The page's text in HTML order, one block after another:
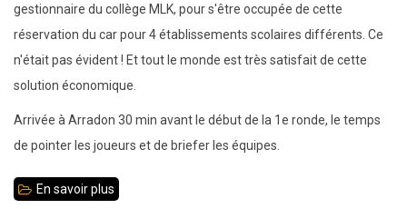
gestionnaire du collège MLK, pour s'être occupée de cette
réservation du car pour 4 établissements scolaires différents. Ce
n'était pas évident ! Et tout le monde est très satisfait de cette
solution économique.
Arrivée à Arradon 30 min avant le début de la 1e ronde, le temps
de pointer les joueurs et de briefer les équipes.
En savoir plus